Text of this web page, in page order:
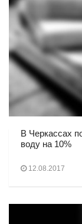
В Черкассах
воду на 10%
12.08.2017